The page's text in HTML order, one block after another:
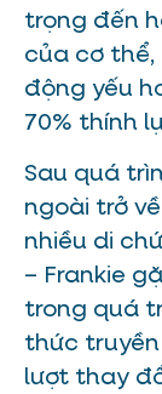
trọng đến
của cơ
động yếu
70% thính
Sau quá
ngoài trở
nhiều di
– Frankie
trong quá
thức
lượt thay